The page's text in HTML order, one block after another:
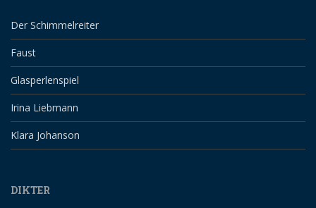
Der Schimmelreiter
Faust
Glasperlenspiel
Irina Liebmann
Klara Johanson
DIKTER